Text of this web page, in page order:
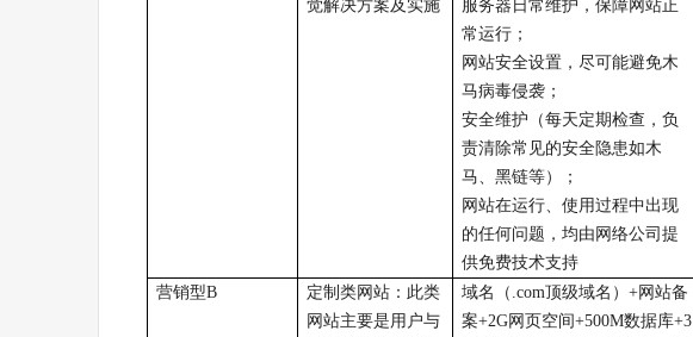
觉解决方案及实施
服务器日常维护，保障网站正
常运行；
网站安全设置，尽可能避免木
马病毒侵袭；
安全维护（每天定期检查，负
责清除常见的安全隐患如木
马、黑链等）；
网站在运行、使用过程中出现
的任何问题，均由网络公司提
供免费技术支持
营销型B
定制类网站：此类
网站主要是用户与
域名（ .com顶级域名） +网站备
案+2G网页空间+500M数据库+3